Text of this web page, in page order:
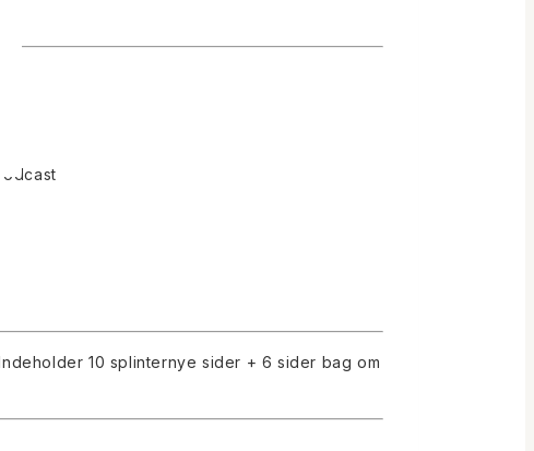
10 splinternye sider + 6 sider bag om